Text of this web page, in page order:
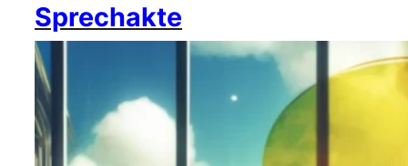
Sprechakte